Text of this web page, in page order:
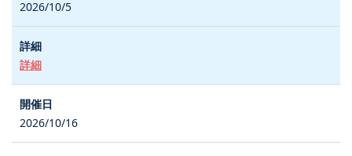
2026/10/5
詳細
2026/10/16